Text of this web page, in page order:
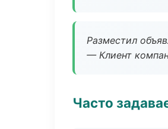
Разместил
— Клиент
Часто